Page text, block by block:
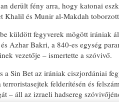
derült fény arra, hogy katonai
Khalil és Munir al-Makdah
küldött fegyverek mögött irániak
Azhar Bakri, a 840-es egység
vezetője – ismertette a szóvivő.
a Sin Bet az irániak ciszjordániai
terroristasejtek felderítésén és
– áll az izraeli hadsereg